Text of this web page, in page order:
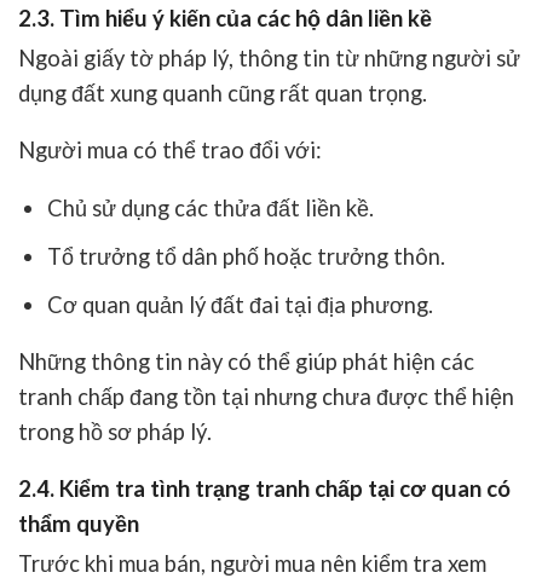
2.3. Tìm hiểu ý kiến của các hộ dân liền kề
Ngoài giấy tờ pháp lý, thông tin từ những người sử
dụng đất xung quanh cũng rất quan trọng.
Người mua có thể trao đổi với:
Chủ sử dụng các thửa đất liền kề.
Tổ trưởng tổ dân phố hoặc trưởng thôn.
Cơ quan quản lý đất đai tại địa phương.
Những thông tin này có thể giúp phát hiện các
tranh chấp đang tồn tại nhưng chưa được thể hiện
trong hồ sơ pháp lý.
2.4. Kiểm tra tình trạng tranh chấp tại cơ quan có
thẩm quyền
Trước khi mua bán, người mua nên kiểm tra xem